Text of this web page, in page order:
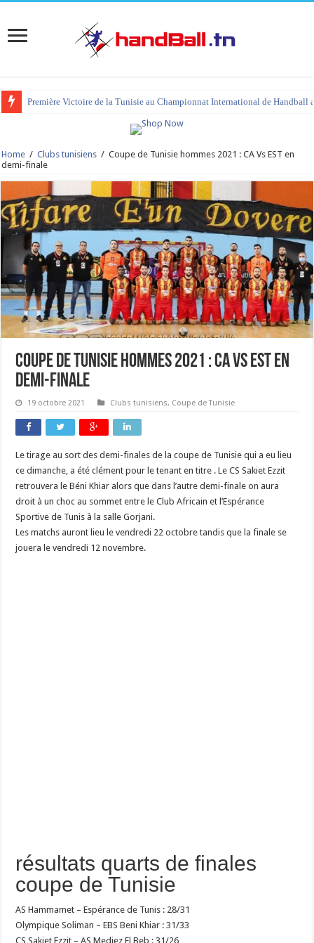
Première Victoire de la Tunisie au Championnat International de Handball
Home / Clubs tunisiens / Coupe de Tunisie hommes 2021 : CA Vs EST en
demi-finale
Coupe de Tunisie hommes 2021 : CA Vs EST en
demi-finale
19 octobre 2021 Clubs tunisiens, Coupe de Tunisie
Le tirage au sort des demi-finales de la coupe de Tunisie qui a eu lieu
ce dimanche, a été clément pour le tenant en titre . Le CS Sakiet Ezzit
retrouvera le Béni Khiar alors que dans l’autre demi-finale on aura
droit à un choc au sommet entre le Club Africain et l’Espérance
Sportive de Tunis à la salle Gorjani.
Les matchs auront lieu le vendredi 22 octobre tandis que la finale se
jouera le vendredi 12 novembre.
résultats quarts de finales
coupe de Tunisie
AS Hammamet – Espérance de Tunis : 28/31
Olympique Soliman – EBS Beni Khiar : 31/33
CS Sakiet Ezzit – AS Medjez El Beb : 31/26